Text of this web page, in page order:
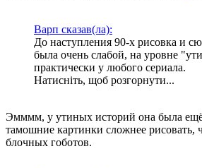
Варп сказав(ла):
До наступления 90-х рисовка и
была очень слабой, на уровне
практически у любого сериала.
Натисніть, щоб розгорнути...
Эмммм, у утиных историй она была
тамошние картинки сложнее рисовать,
блочных гоботов.